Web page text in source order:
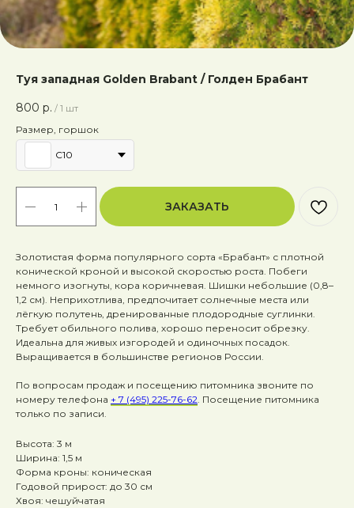
Туя западная Golden Brabant / Голден Брабант
800 р. / 1 шт
Размер, горшок
C10
ЗАКАЗАТЬ
Золотистая форма популярного сорта «Брабант» с плотной
конической кроной и высокой скоростью роста. Побеги
немного изогнуты, кора коричневая. Шишки небольшие (0,8–
1,2 см). Неприхотлива, предпочитает солнечные места или
лёгкую полутень, дренированные плодородные суглинки.
Требует обильного полива, хорошо переносит обрезку.
Идеальна для живых изгородей и одиночных посадок.
Выращивается в большинстве регионов России.
По вопросам продаж и посещению питомника звоните по
номеру телефона + 7 (495) 225-76-62. Посещение питомника
только по записи.
Высота: 3 м
Ширина: 1,5 м
Форма кроны: коническая
Годовой прирост: до 30 см
Хвоя: чешуйчатая